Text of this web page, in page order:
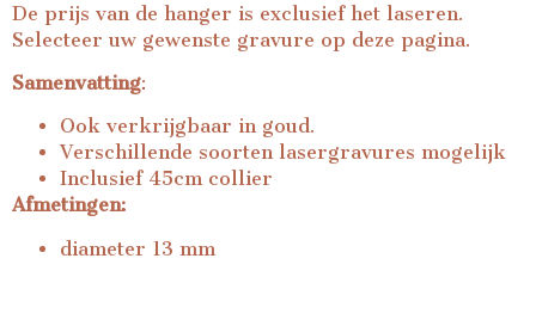
De prijs van de hanger is exclusief het laseren.
Selecteer uw gewenste gravure op deze pagina.
Samenvatting:
Ook verkrijgbaar in goud.
Verschillende soorten lasergravures mogelijk
Inclusief 45cm collier
Afmetingen:
diameter 13 mm